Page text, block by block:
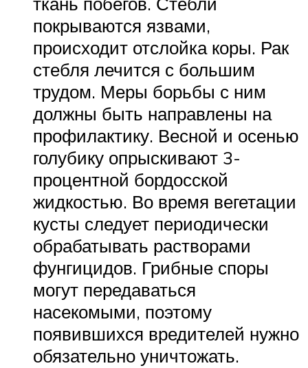
покрываются язвами,
происходит отслойка коры. Рак
стебля лечится с большим
трудом. Меры борьбы с ним
должны быть направлены на
профилактику. Весной и осенью
голубику опрыскивают 3-
процентной бордосской
жидкостью. Во время вегетации
кусты следует периодически
обрабатывать растворами
фунгицидов. Грибные споры
могут передаваться
насекомыми, поэтому
появившихся вредителей нужно
обязательно уничтожать.